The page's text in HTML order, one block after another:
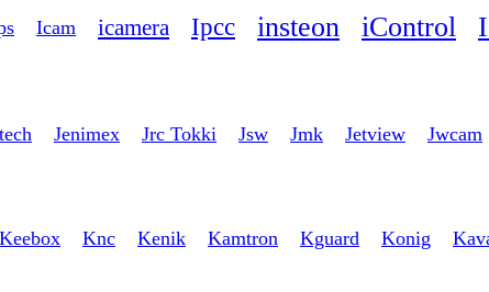
iControl
insteon
Ipcc
icamera
Icam
Jwcam
Jetview
Jmk
Jsw
Jrc Tokki
Jenimex
Konig
Kguard
Kamtron
Kenik
Knc
Keebox